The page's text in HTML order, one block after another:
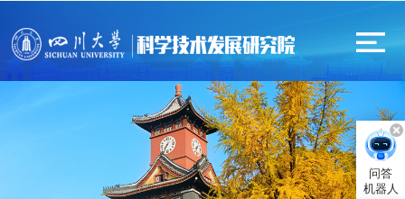
问答
机器人